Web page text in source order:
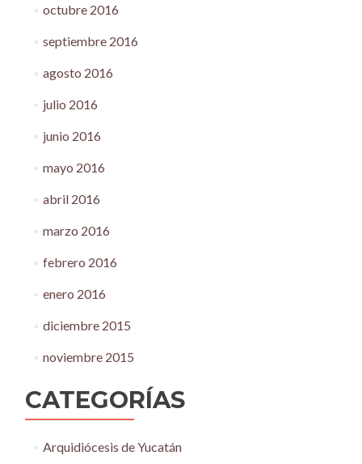
octubre 2016
septiembre 2016
agosto 2016
julio 2016
junio 2016
mayo 2016
abril 2016
marzo 2016
febrero 2016
enero 2016
diciembre 2015
noviembre 2015
CATEGORÍAS
Arquidiócesis de Yucatán